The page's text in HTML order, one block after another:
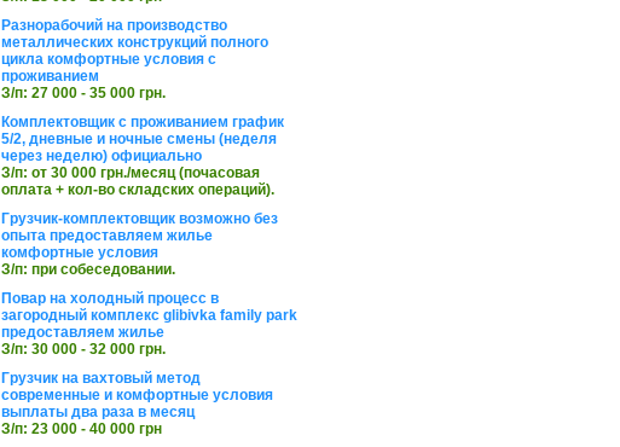
Разнорабочий на производство
металлических конструкций полного
цикла комфортные условия с
проживанием
З/п: 27 000 - 35 000 грн.
Комплектовщик с проживанием график
5/2, дневные и ночные смены (неделя
через неделю) официально
З/п: от 30 000 грн./месяц (почасовая
оплата + кол-во складских операций).
Грузчик-комплектовщик возможно без
опыта предоставляем жилье
комфортные условия
З/п: при собеседовании.
Повар на холодный процесс в
загородный комплекс glibivka family park
предоставляем жилье
З/п: 30 000 - 32 000 грн.
Грузчик на вахтовый метод
современные и комфортные условия
выплаты два раза в месяц
З/п: 23 000 - 40 000 грн